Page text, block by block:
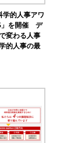
学的人事アワ
」を開催 デ
変わる人事
的人事の最